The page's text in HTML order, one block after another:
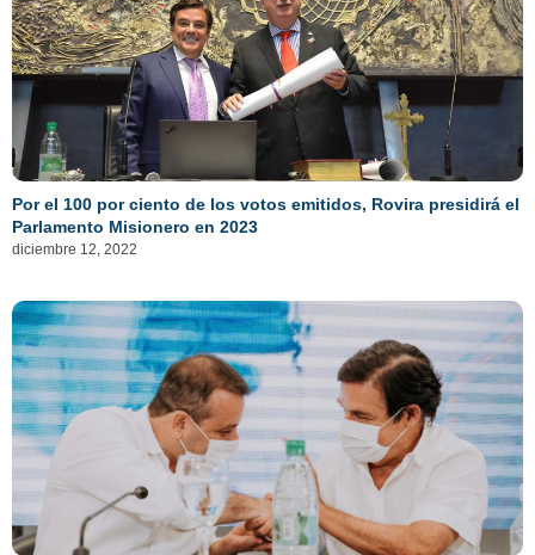
Por el 100 por ciento de los votos emitidos, Rovira presidirá el
Parlamento Misionero en 2023
diciembre 12, 2022